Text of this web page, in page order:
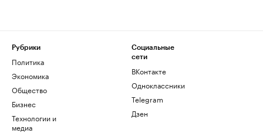
Рубрики
Политика
Экономика
Общество
Бизнес
Технологии и
медиа
Социальные
сети
ВКонтакте
Одноклассники
Telegram
Дзен